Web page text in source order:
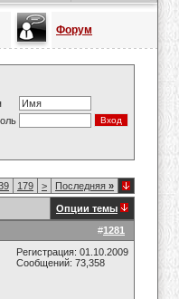
Форум
179 > Последняя »
Опции темы
#1281
Регистрация: 01.10.2009
Сообщений: 73,358